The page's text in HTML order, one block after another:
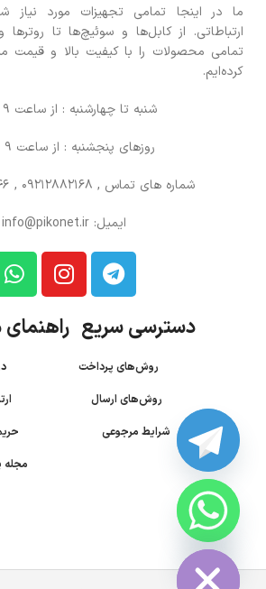
ما در اینجا تمامی تجهیزات مورد نیاز
ارتباطاتی. از کابل‌ها و سوئیچ‌ها تا روترها
تمامی محصولات را با کیفیت بالا و قیمت
کرده‌ایم.
شنبه تا چهارشنبه : از ساعت 9 تا 18
روزهای پنجشنبه : از ساعت 9 تا 14
شماره های تماس , 09212882168 , 09352266546
ایمیل: info@pikonet.ir
دسترسی سریع راهنمای
روش‌های پرداخت
روش‌های ارسال
شرایط مرجوعی
مجله
HIDE
CHATY